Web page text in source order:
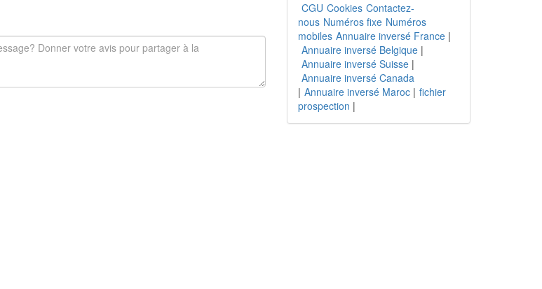
CGU Cookies Contactez-
nous Numéros fixe Numéros
mobiles Annuaire inversé France|
Annuaire inversé Belgique|
Annuaire inversé Suisse|
Annuaire inversé Canada
| Annuaire inversé Maroc| fichier
prospection |